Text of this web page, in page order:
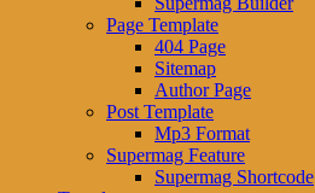
Page Template
404 Page
Sitemap
Author Page
Post Template
Mp3 Format
Supermag Feature
Supermag Shortcode